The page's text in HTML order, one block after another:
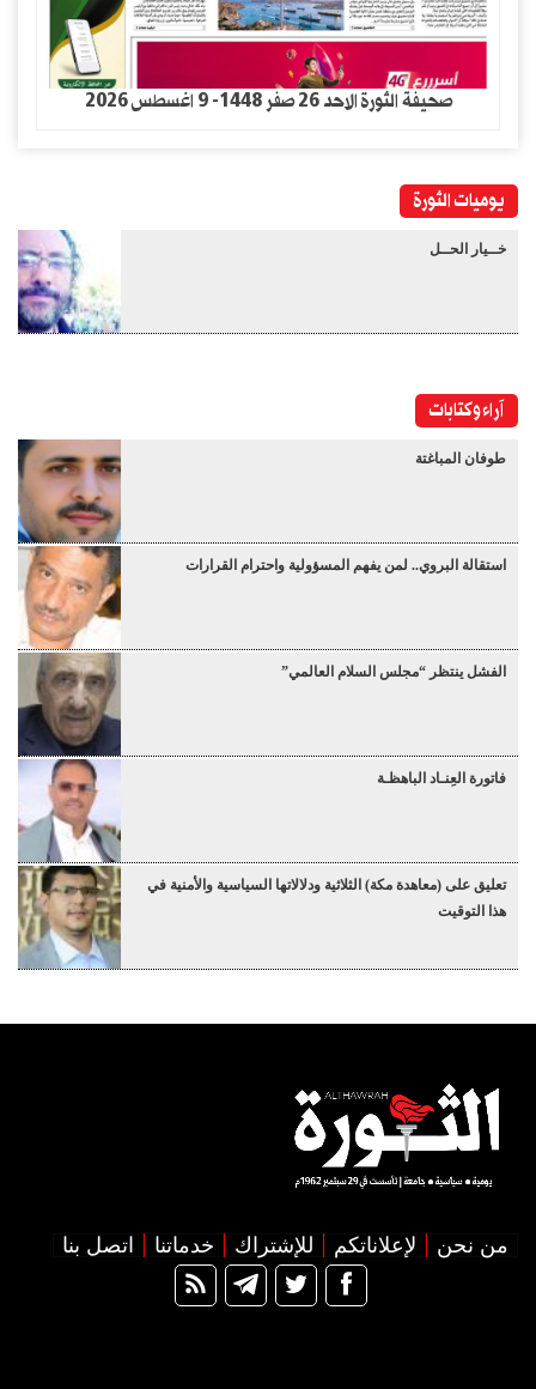
صحيفة الثورة الاحد 26 صفر 1448- 9 اغسطس 2026
يوميات الثورة
خــيار الحــل
آراء وكتابات
طوفان المباغتة
استقالة البروي.. لمن يفهم المسؤولية واحترام القرارات
الفشل ينتظر “مجلس السلام العالمي”
فاتورة العِنـاد الباهظـة
تعليق على (معاهدة مكة) الثلاثية ودلالاتها السياسية والأمنية في
هذا التوقيت
من نحن لإعلاناتكم للإشتراك خدماتنا اتصل بنا